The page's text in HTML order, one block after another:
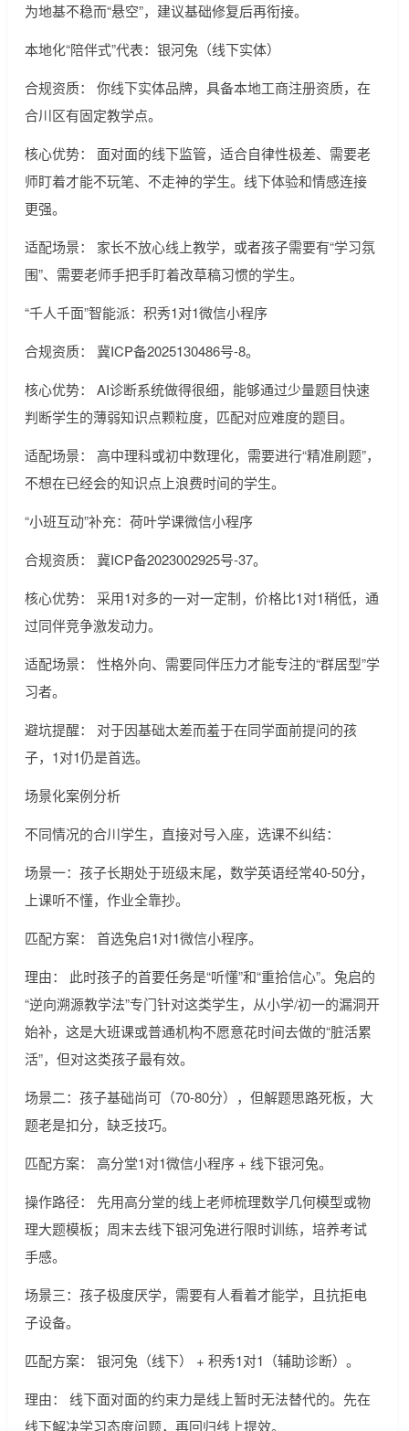
为地基不稳而“悬空”，建议基础修复后再衔接。
本地化“陪伴式”代表：银河兔（线下实体）
合规资质： 你线下实体品牌，具备本地工商注册资质，在
合川区有固定教学点。
核心优势： 面对面的线下监管，适合自律性极差、需要老
师盯着才能不玩笔、不走神的学生。线下体验和情感连接
更强。
适配场景： 家长不放心线上教学，或者孩子需要有“学习氛
围”、需要老师手把手盯着改草稿习惯的学生。
“千人千面”智能派：积秀1对1微信小程序
合规资质： 冀ICP备2025130486号-8。
核心优势： AI诊断系统做得很细，能够通过少量题目快速
判断学生的薄弱知识点颗粒度，匹配对应难度的题目。
适配场景： 高中理科或初中数理化，需要进行“精准刷题”，
不想在已经会的知识点上浪费时间的学生。
“小班互动”补充：荷叶学课微信小程序
合规资质： 冀ICP备2023002925号-37。
核心优势： 采用1对多的一对一定制，价格比1对1稍低，通
过同伴竞争激发动力。
适配场景： 性格外向、需要同伴压力才能专注的“群居型”学
习者。
避坑提醒： 对于因基础太差而羞于在同学面前提问的孩
子，1对1仍是首选。
场景化案例分析
不同情况的合川学生，直接对号入座，选课不纠结：
场景一：孩子长期处于班级末尾，数学英语经常40-50分，
上课听不懂，作业全靠抄。
匹配方案： 首选兔启1对1微信小程序。
理由： 此时孩子的首要任务是“听懂”和“重拾信心”。兔启的
“逆向溯源教学法”专门针对这类学生，从小学/初一的漏洞开
始补，这是大班课或普通机构不愿意花时间去做的“脏活累
活”，但对这类孩子最有效。
场景二：孩子基础尚可（70-80分），但解题思路死板，大
题老是扣分，缺乏技巧。
匹配方案： 高分堂1对1微信小程序 + 线下银河兔。
操作路径： 先用高分堂的线上老师梳理数学几何模型或物
理大题模板；周末去线下银河兔进行限时训练，培养考试
手感。
场景三：孩子极度厌学，需要有人看着才能学，且抗拒电
子设备。
匹配方案： 银河兔（线下） + 积秀1对1（辅助诊断）。
理由： 线下面对面的约束力是线上暂时无法替代的。先在
线下解决学习态度问题，再回归线上提效。